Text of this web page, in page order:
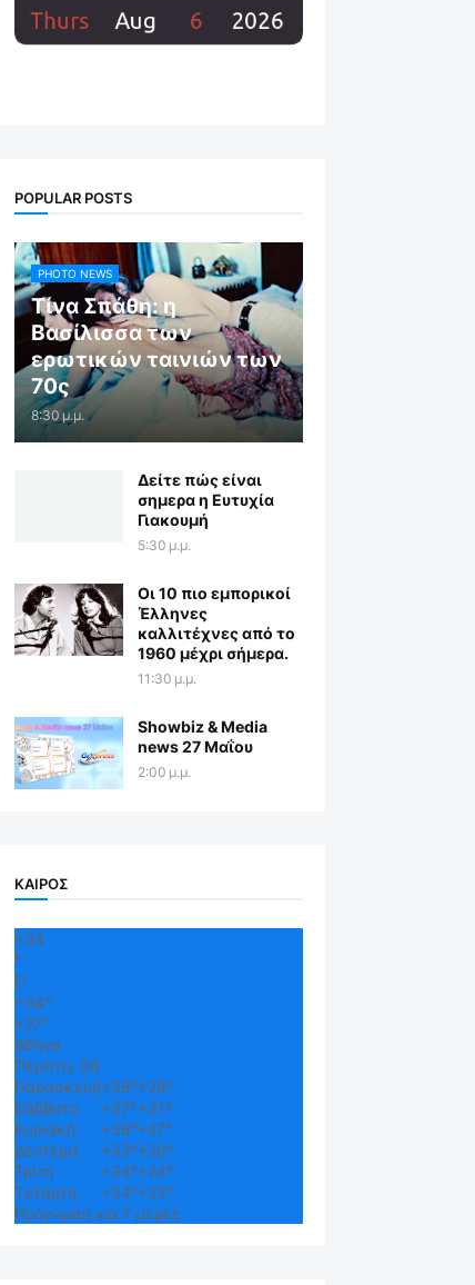
POPULAR POSTS
PHOTO NEWS
Τίνα Σπάθη: η
Βασίλισσα των
ερωτικών ταινιών των
70ς
8:30 μ.μ.
Δείτε πώς είναι
σημερα η Ευτυχία
Γιακουμή
5:30 μ.μ.
Οι 10 πιο εμπορικοί
Έλληνες
καλλιτέχνες από το
1960 μέχρι σήμερα.
11:30 μ.μ.
Showbiz & Media
news 27 Μαΐου
2:00 μ.μ.
ΚΑΙΡΟΣ
+34
°
C
+34°
+27°
Αθήνα
Πέμπτη, 06
Παρασκευή+36°+29°
Σάββατο
+37°+31°
Κυριακή
+36°+27°
Δευτέρα
+33°+26°
Τρίτη
+34°+24°
Τετάρτη
+34°+23°
Πρόγνωση για 7 μέρες